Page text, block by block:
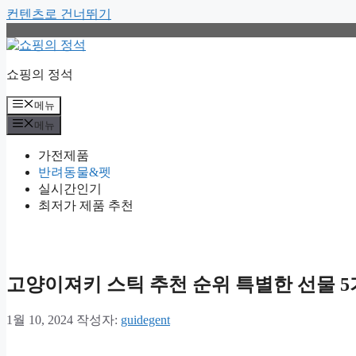
컨텐츠로 건너뛰기
쇼핑의 정석
메뉴
메뉴
가전제품
반려동물&펫
실시간인기
최저가 제품 추천
고양이져키 스틱 추천 순위 특별한 선물 5
1월 10, 2024 작성자: guidegent